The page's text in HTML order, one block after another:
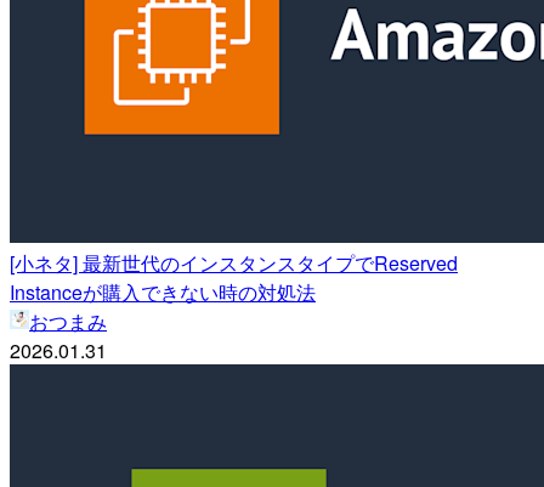
[小ネタ] 最新世代のインスタンスタイプでReserved
Instanceが購入できない時の対処法
おつまみ
2026.01.31